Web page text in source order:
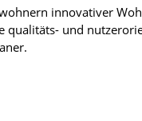
innovativer
qualitäts- und